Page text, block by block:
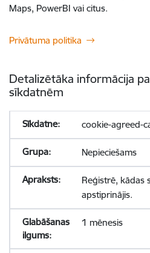
Maps, PowerBI vai citus.
Privātuma politika
Detalizētāka informācija
sīkdatnēm
cookie-agreed-
Nepieciešams
Reģistrē, kādas
apstiprinājis.
1 mēnesis